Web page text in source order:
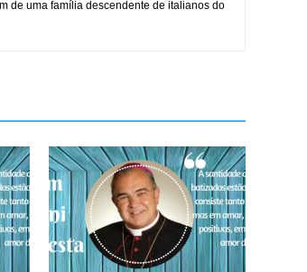
de uma família descendente de italianos do